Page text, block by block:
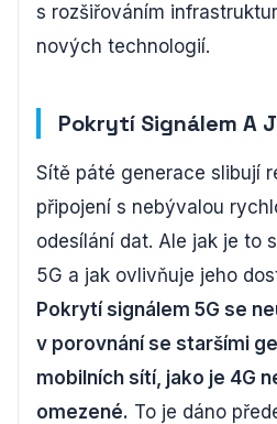
s rozšiřováním
nových technologií.
Pokrytí Signálem A
Sítě páté generace slibují
připojení s nebývalou
odesílání dat. Ale jak je to
5G a jak ovlivňuje jeho
Pokrytí signálem 5G se
v porovnání se staršími
mobilních sítí, jako je 4G
omezené. To je dáno